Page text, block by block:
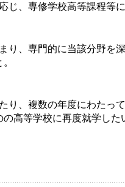
、専修学校高等課程等
、専門的に当該分野を
り、複数の年度にわた
高等学校に再度就学し